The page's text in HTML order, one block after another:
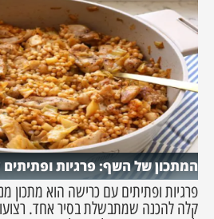
המתכון של השף: פרגיות
פרגיות ופתיתים עם כרישה הוא
קלה להכנה שמתבשלת בסיר אחד.